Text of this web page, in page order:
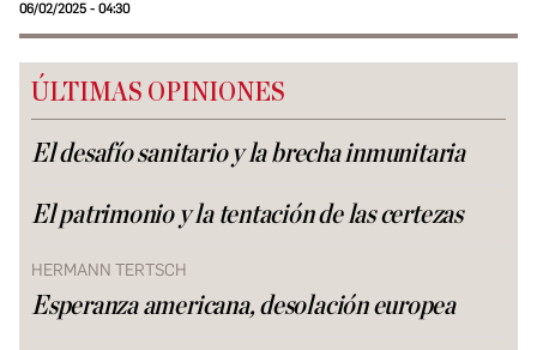
06/02/2025 - 04:30
ÚLTIMAS OPINIONES
El desafío sanitario y la brecha inmunitaria
El patrimonio y la tentación de las certezas
HERMANN TERTSCH
Esperanza americana, desolación europea